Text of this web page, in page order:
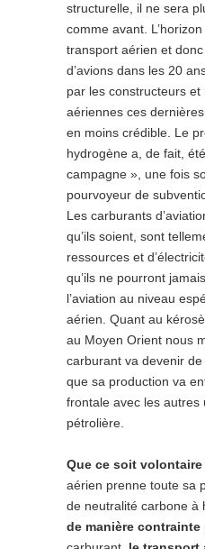
structurelle, il ne sera
comme avant.
transport aérien et
d’avions dans les 20
par les constructeurs et
aériennes ces
en moins crédible. Le
hydrogène a, de fait,
campagne », une fois
pourvoyeur de
Les carburants
qu’ils soient, sont
ressources et
qu’ils ne pourront
l’aviation au niveau
aérien. Quant au
au Moyen Orient nous
carburant va devenir
que sa production va
frontale avec les autres
pétrolière.
Que ce soit volontaire
aérien prenne toute sa
de neutralité carbone à
de manière contrainte